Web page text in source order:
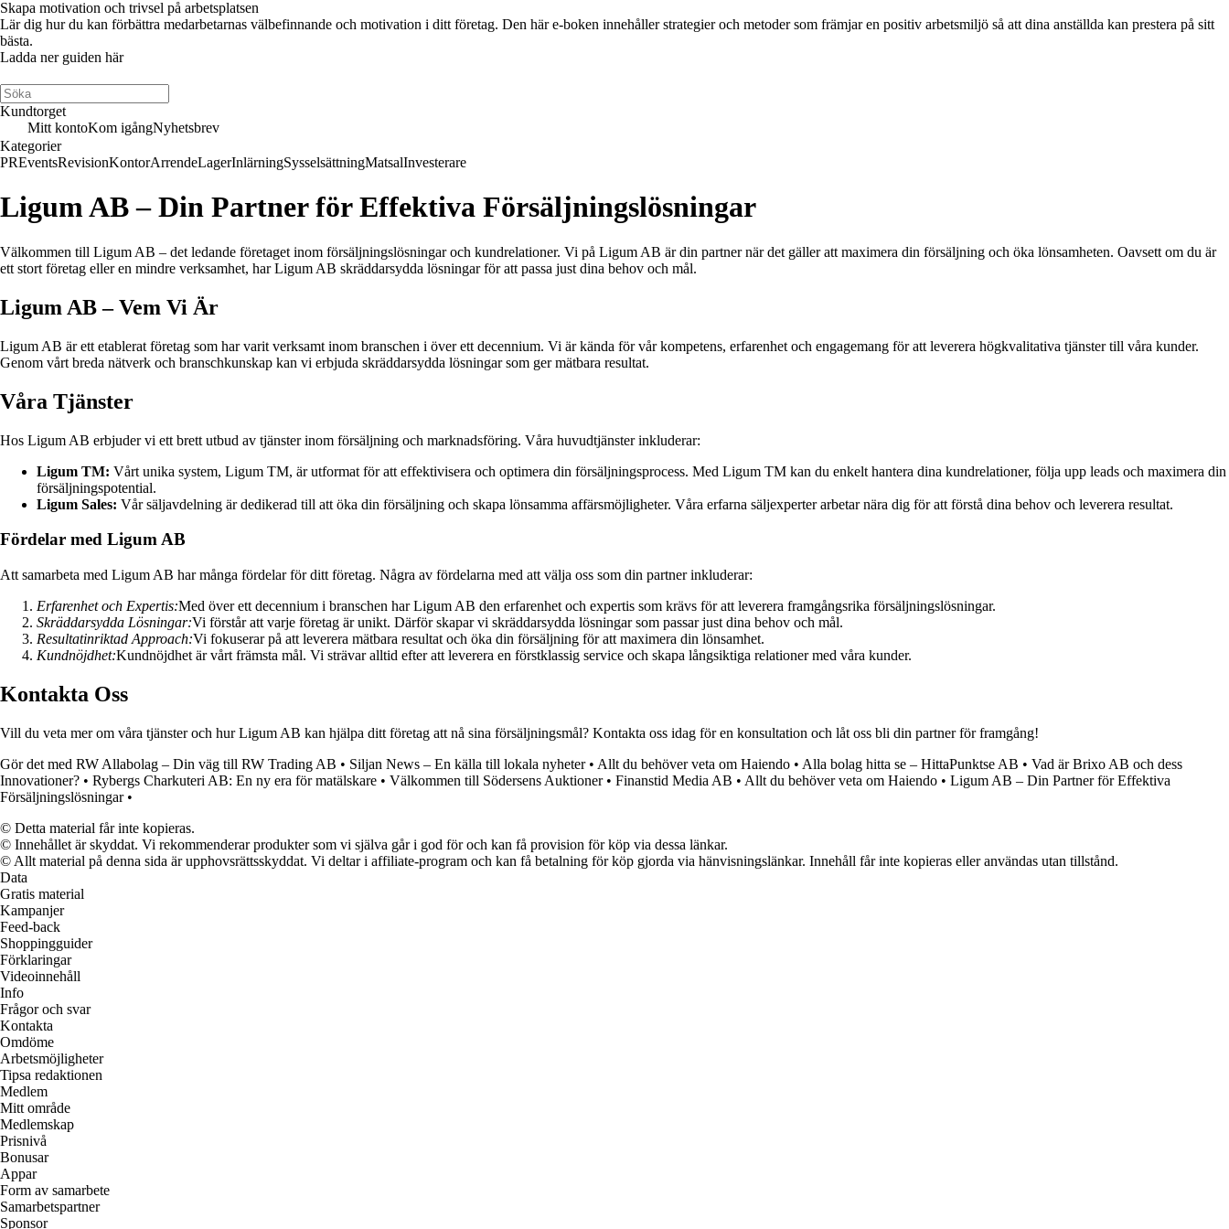
Skapa motivation och trivsel på arbetsplatsen
Lär dig hur du kan förbättra medarbetarnas välbefinnande och motivation i ditt företag. Den här e-boken innehåller strategier och metoder som främjar en positiv arbetsmiljö så att dina anställda kan prestera på sitt
bästa.
Ladda ner guiden här
Kundtorget
Mitt kontoKom igångNyhetsbrev
Kategorier
PREventsRevisionKontorArrendeLagerInlärningSysselsättningMatsalInvesterare
Ligum AB – Din Partner för Effektiva Försäljningslösningar
Välkommen till Ligum AB – det ledande företaget inom försäljningslösningar och kundrelationer. Vi på Ligum AB är din partner när det gäller att maximera din försäljning och öka lönsamheten. Oavsett om du är
ett stort företag eller en mindre verksamhet, har Ligum AB skräddarsydda lösningar för att passa just dina behov och mål.
Ligum AB – Vem Vi Är
Ligum AB är ett etablerat företag som har varit verksamt inom branschen i över ett decennium. Vi är kända för vår kompetens, erfarenhet och engagemang för att leverera högkvalitativa tjänster till våra kunder.
Genom vårt breda nätverk och branschkunskap kan vi erbjuda skräddarsydda lösningar som ger mätbara resultat.
Våra Tjänster
Hos Ligum AB erbjuder vi ett brett utbud av tjänster inom försäljning och marknadsföring. Våra huvudtjänster inkluderar:
Ligum TM: Vårt unika system, Ligum TM, är utformat för att effektivisera och optimera din försäljningsprocess. Med Ligum TM kan du enkelt hantera dina kundrelationer, följa upp leads och maximera din
försäljningspotential.
Ligum Sales: Vår säljavdelning är dedikerad till att öka din försäljning och skapa lönsamma affärsmöjligheter. Våra erfarna säljexperter arbetar nära dig för att förstå dina behov och leverera resultat.
Fördelar med Ligum AB
Att samarbeta med Ligum AB har många fördelar för ditt företag. Några av fördelarna med att välja oss som din partner inkluderar:
Erfarenhet och Expertis:Med över ett decennium i branschen har Ligum AB den erfarenhet och expertis som krävs för att leverera framgångsrika försäljningslösningar.
Skräddarsydda Lösningar:Vi förstår att varje företag är unikt. Därför skapar vi skräddarsydda lösningar som passar just dina behov och mål.
Resultatinriktad Approach:Vi fokuserar på att leverera mätbara resultat och öka din försäljning för att maximera din lönsamhet.
Kundnöjdhet:Kundnöjdhet är vårt främsta mål. Vi strävar alltid efter att leverera en förstklassig service och skapa långsiktiga relationer med våra kunder.
Kontakta Oss
Vill du veta mer om våra tjänster och hur Ligum AB kan hjälpa ditt företag att nå sina försäljningsmål? Kontakta oss idag för en konsultation och låt oss bli din partner för framgång!
Gör det med RW Allabolag – Din väg till RW Trading AB • Siljan News – En källa till lokala nyheter• Allt du behöver veta om Haiendo • Alla bolag hitta se – HittaPunktse AB • Vad är Brixo AB och dess
Innovationer? • Rybergs Charkuteri AB: En ny era för matälskare • Välkommen till Södersens Auktioner• Finanstid Media AB • Allt du behöver veta om Haiendo • Ligum AB – Din Partner för Effektiva
Försäljningslösningar•
© Detta material får inte kopieras.
© Innehållet är skyddat. Vi rekommenderar produkter som vi själva går i god för och kan få provision för köp via dessa länkar.
© Allt material på denna sida är upphovsrättsskyddat. Vi deltar i affiliate-program och kan få betalning för köp gjorda via hänvisningslänkar. Innehåll får inte kopieras eller användas utan tillstånd.
Data
Gratis material
Kampanjer
Feed-back
Shoppingguider
Förklaringar
Videoinnehåll
Info
Frågor och svar
Kontakta
Omdöme
Arbetsmöjligheter
Tipsa redaktionen
Medlem
Mitt område
Medlemskap
Prisnivå
Bonusar
Appar
Form av samarbete
Samarbetspartner
Sponsor